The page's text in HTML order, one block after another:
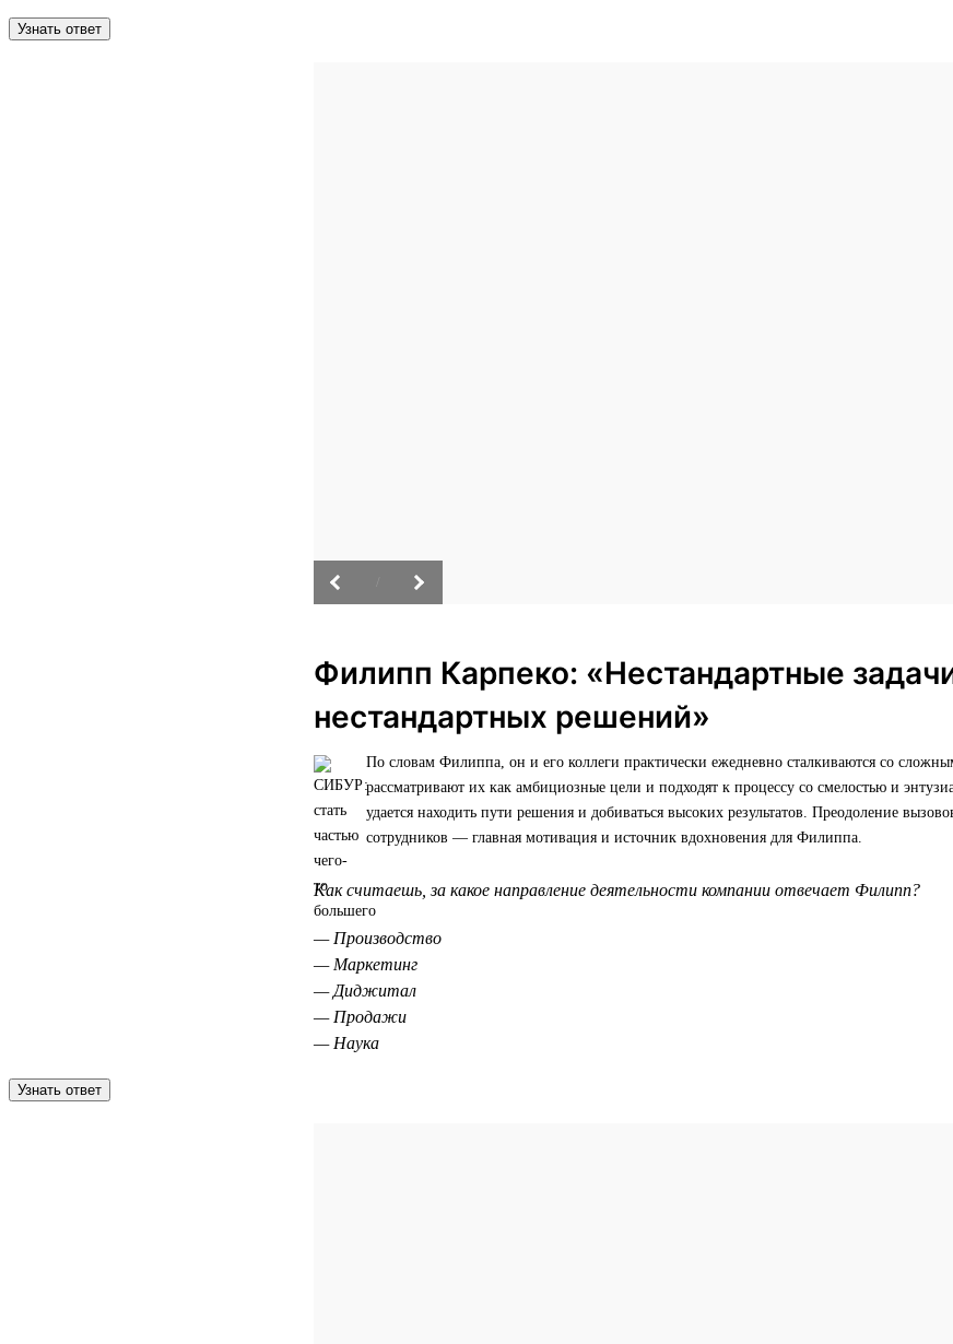
Узнать ответ
Филипп Карпеко: «Нестандартные
нестандартных решений»
По словам Филиппа, он и его коллеги практически ежедневно сталкиваются со
рассматривают их как амбициозные цели и подходят к процессу со смелостью и
удается находить пути решения и добиваться высоких результатов. Преодоление
сотрудников — главная мотивация и источник вдохновения для Филиппа.
Как считаешь, за какое направление деятельности компании отвечает Филипп?
— Производство
— Маркетинг
— Диджитал
— Продажи
— Наука
Узнать ответ